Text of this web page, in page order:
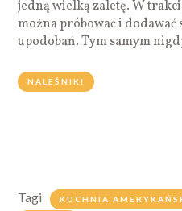
jedną wielką zaletę. W
można próbować i dodawać
upodobań. Tym samym
NALEŚNIKI
Tagi KUCHNIA